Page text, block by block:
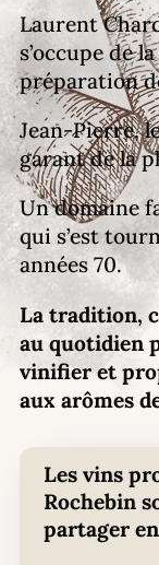
Laurent
s’occupe de
préparation
Jean-Pierre,
garant de la
Un domaine
qui s’est
années 70.
La tradition,
au quotidien
vinifier et
aux arômes
Les vins
Rochebin
partager